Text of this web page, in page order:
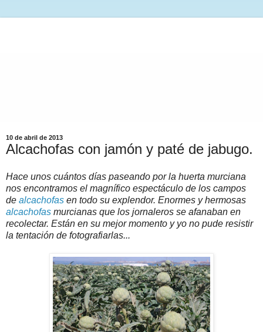
10 de abril de 2013
Alcachofas con jamón y paté de jabugo.
Hace unos cuántos días paseando por la huerta murciana
nos encontramos el magnífico espectáculo de los campos
de alcachofas en todo su explendor. Enormes y hermosas
alcachofas murcianas que los jornaleros se afanaban en
recolectar. Están en su mejor momento y yo no pude resistir
la tentación de fotografiarlas...